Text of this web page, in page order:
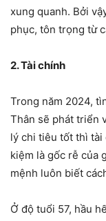
xung quanh. Bởi
phục, tôn trọng từ
2. Tài chính
Trong năm 2024,
Thân sẽ phát triển
lý chi tiêu tốt thì tài
kiệm là gốc rễ của
mệnh luôn biết
Ở độ tuổi 57, hầu